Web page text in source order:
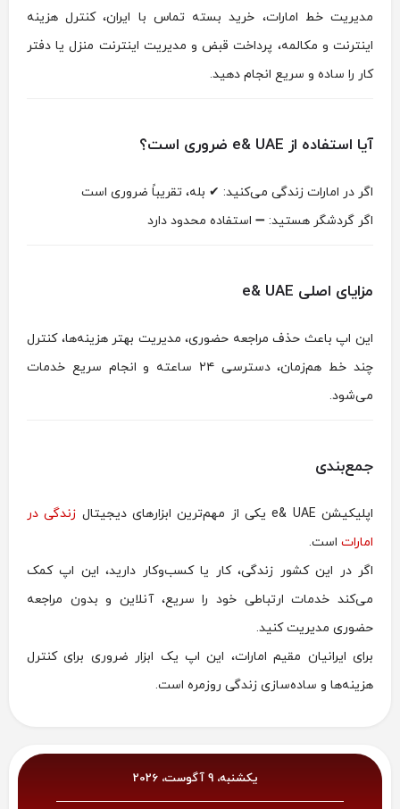
مدیریت خط امارات، خرید بسته تماس با ایران، کنترل هزینه
اینترنت و مکالمه، پرداخت قبض و مدیریت اینترنت منزل یا دفتر
کار را ساده و سریع انجام دهید.
آیا استفاده از e& UAE ضروری است؟
اگر در امارات زندگی می‌کنید: ✔ بله، تقریباً ضروری است
اگر گردشگر هستید: ➖ استفاده محدود دارد
مزایای اصلی e& UAE
این اپ باعث حذف مراجعه حضوری، مدیریت بهتر هزینه‌ها، کنترل
چند خط هم‌زمان، دسترسی ۲۴ ساعته و انجام سریع خدمات
می‌شود.
جمع‌بندی
اپلیکیشن e& UAE یکی از مهم‌ترین ابزارهای دیجیتال
زندگی در
امارات است.
اگر در این کشور زندگی، کار یا کسب‌وکار دارید، این اپ کمک
می‌کند خدمات ارتباطی خود را سریع، آنلاین و بدون مراجعه
حضوری مدیریت کنید.
برای ایرانیان مقیم امارات، این اپ یک ابزار ضروری برای کنترل
هزینه‌ها و ساده‌سازی زندگی روزمره است.
یکشنبه، 9 آگوست، 2026